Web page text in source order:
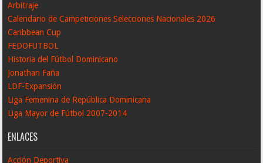
Arbitraje
Calendario de Campeticiones Selecciones Nacionales 2026
Caribbean Cup
FEDOFUTBOL
Historia del Fútbol Dominicano
Jonathan Faña
LDF-Expansión
Liga Femenina de República Dominicana
Liga Mayor de Fútbol 2007-2014
ENLACES
Acción Deportiva